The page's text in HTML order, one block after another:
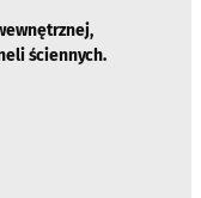
ściennych.